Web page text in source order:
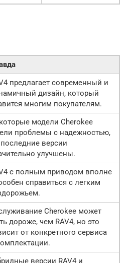
предлагает современный и
дизайн, который
многим покупателям.
модели Cherokee
проблемы с надежностью,
версии
улучшены.
с полным приводом вполне
справиться с легким
Cherokee может
дороже, чем RAV4, но это
от конкретного сервиса
версии RAV4 и